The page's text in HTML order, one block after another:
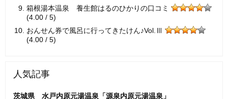
箱根湯本温泉 養生館はるのひかりの口コミ
(4.00 / 5)
おんせん券で風呂に行ってきたけん♪Vol.Ⅲ
(4.00 / 5)
人気記事
茨城県 水戸内原元湯温泉「源泉内原元湯温泉」